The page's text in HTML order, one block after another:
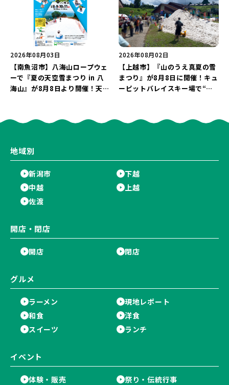
2026年08月03日
【南魚沼市】八海山ロープウェ
ーで『夏の天空雪まつり in 八
海山』が8月8日より開催！天然
2026年08月02日
【上越市】『山のうえ真夏の雪
まつり』が8月8日に開催！キュ
ーピットバレイスキー場で“真
地域別
新潟市
下越
中越
上越
佐渡
開店・閉店
開店 閉店
グルメ
ラーメン
現地レポート
和食
洋食
スイーツ
ランチ
イベント
体験・販売
祭り・伝統行事